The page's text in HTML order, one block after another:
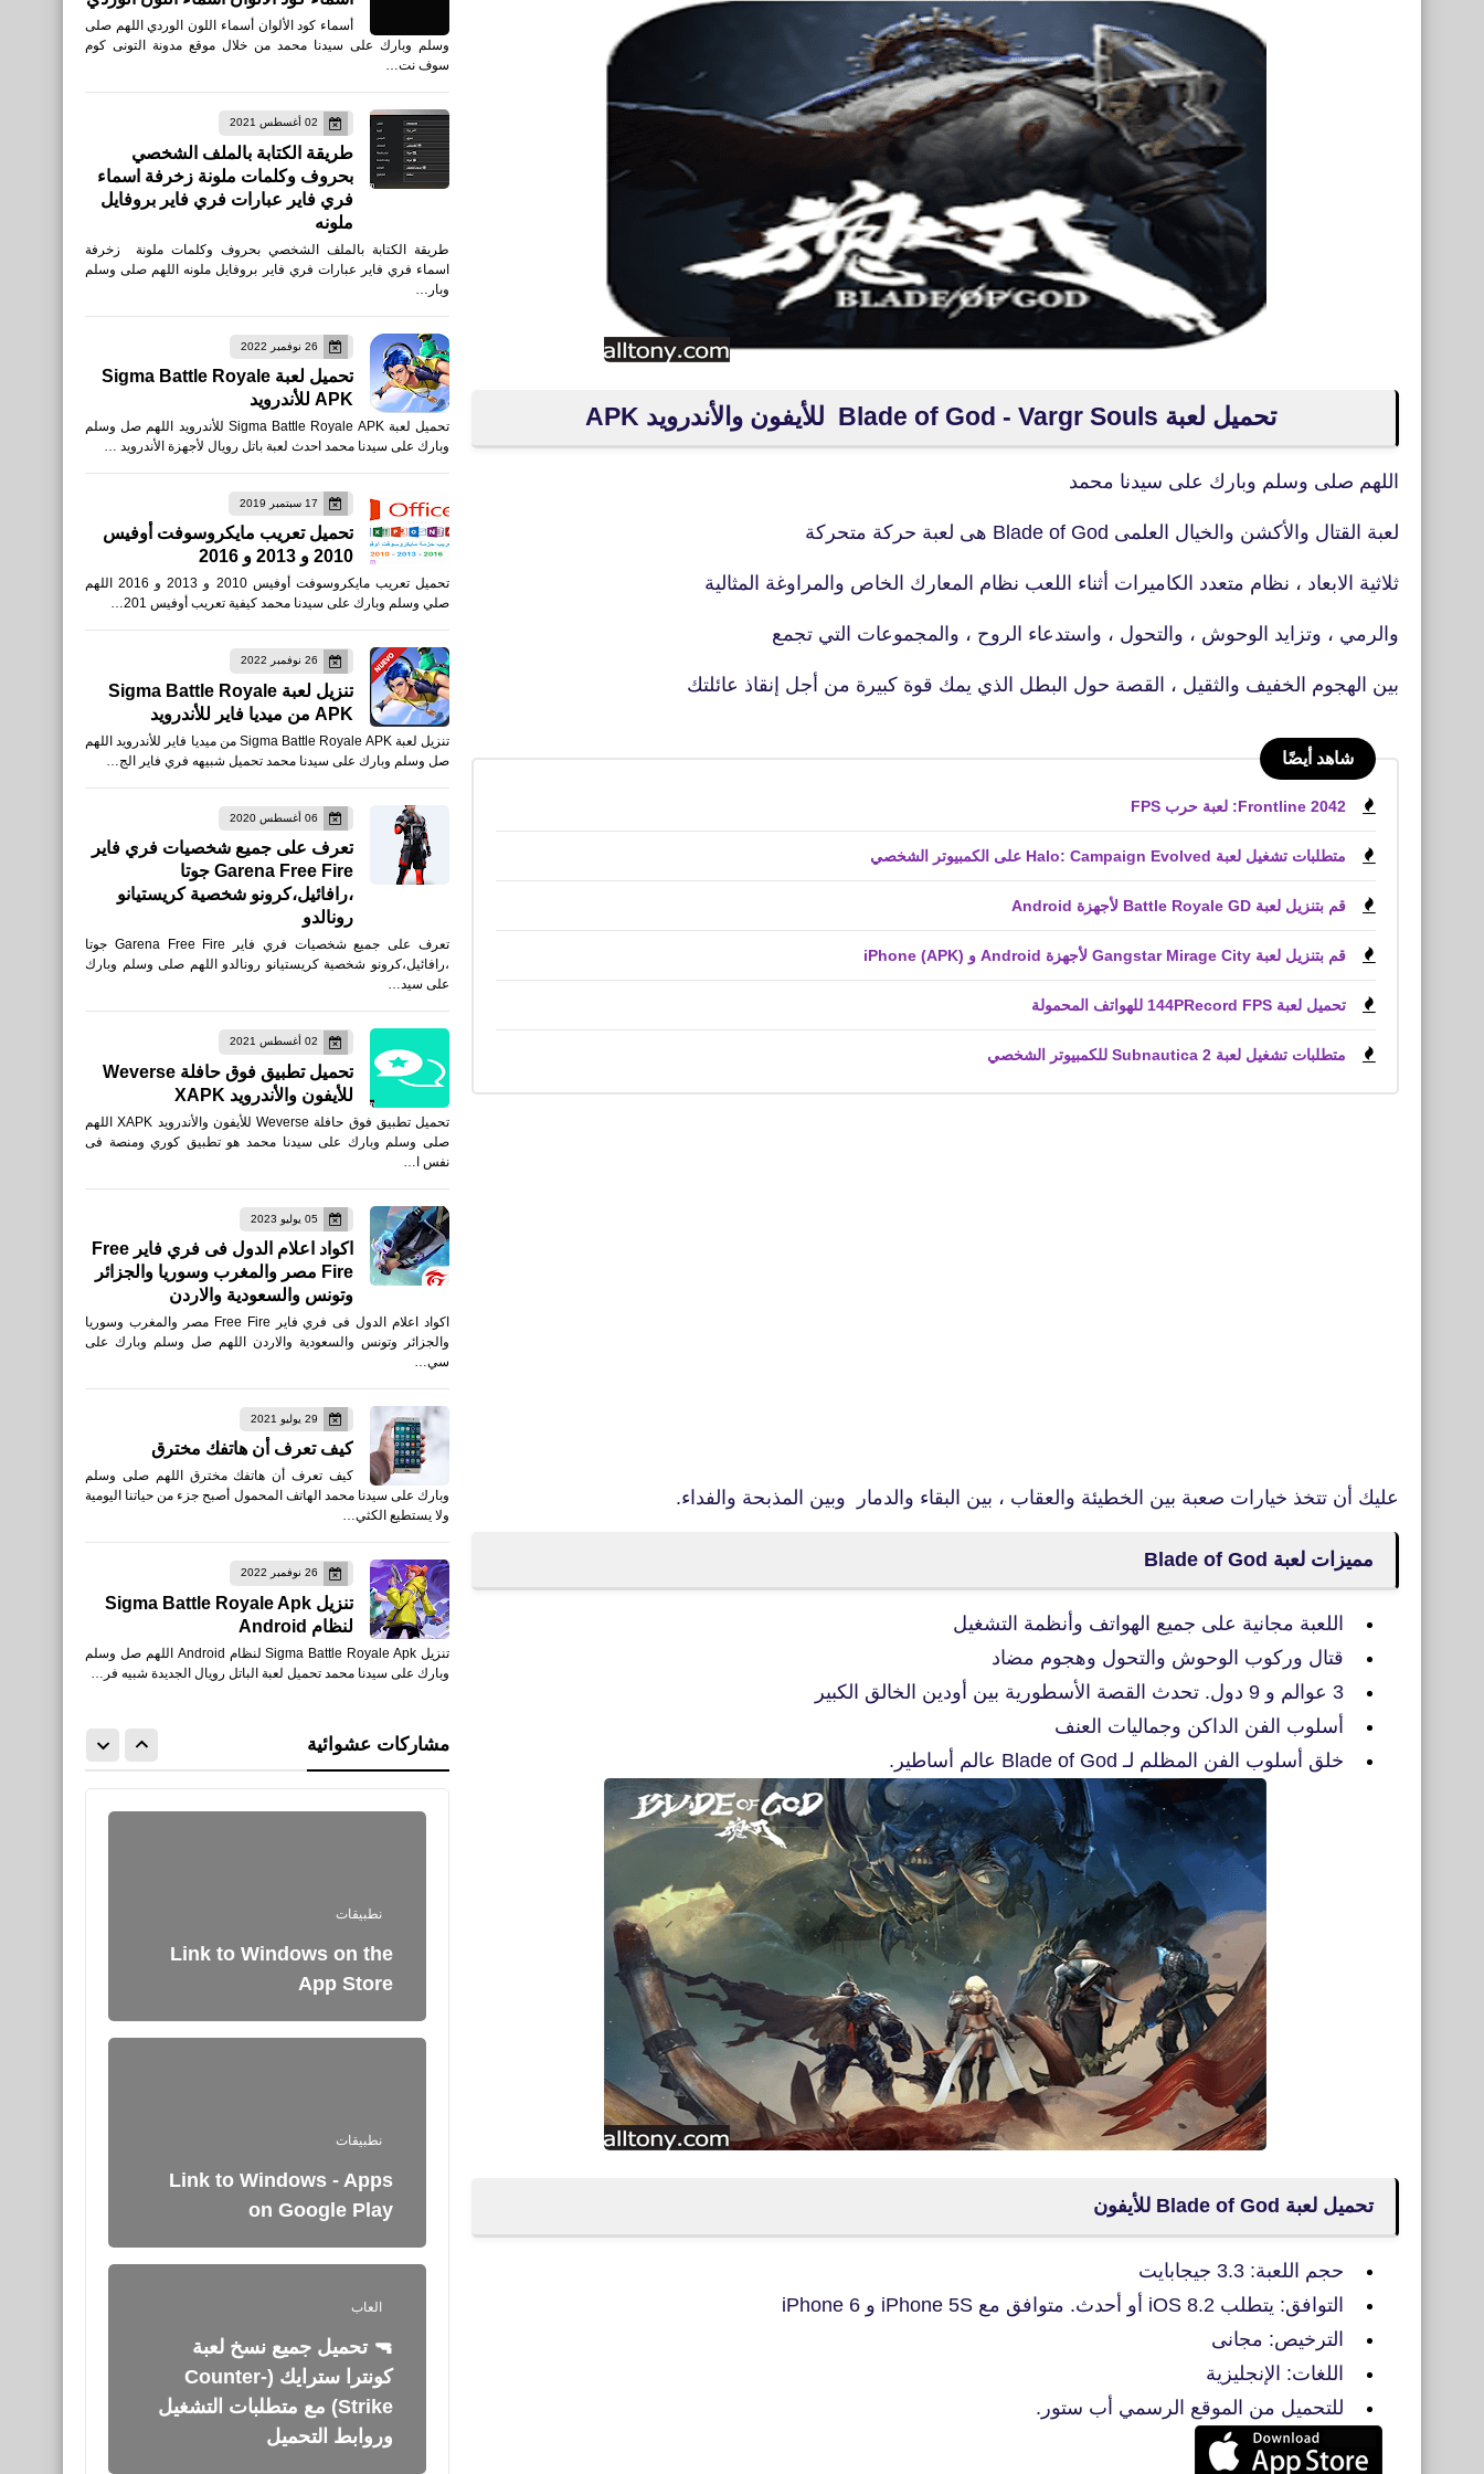
تحميل لعبة Blade of God - Vargr Souls ‏ للأيفون والأندرويد APK
اللهم صلى وسلم وبارك على سيدنا محمد
لعبة القتال والأكشن والخيال العلمى Blade of God هى لعبة حركة متحركة
ثلاثية الابعاد ، نظام متعدد الكاميرات أثناء اللعب نظام المعارك الخاص والمراوغة المثالية
والرمي ، وتزايد الوحوش ، والتحول ، واستدعاء الروح ، والمجموعات التي تجمع
بين الهجوم الخفيف والثقيل ، القصة حول البطل الذي يمك قوة كبيرة من أجل إنقاذ عائلتك
شاهد أيضًا
Frontline 2042: لعبة حرب FPS
متطلبات تشغيل لعبة Halo: Campaign Evolved على الكمبيوتر الشخصي
قم بتنزيل لعبة Battle Royale GD لأجهزة Android
قم بتنزيل لعبة Gangstar Mirage City لأجهزة Android و iPhone (APK)
تحميل لعبة 144PRecord FPS للهواتف المحمولة
متطلبات تشغيل لعبة Subnautica 2 للكمبيوتر الشخصي
عليك أن تتخذ خيارات صعبة بين الخطيئة والعقاب ، بين البقاء والدمار وبين المذبحة والفداء.
مميزات لعبة Blade of God
اللعبة مجانية على جميع الهواتف وأنظمة التشغيل
قتال وركوب الوحوش والتحول وهجوم مضاد
3 عوالم و 9 دول. تحدث القصة الأسطورية بين أودين الخالق الكبير
أسلوب الفن الداكن وجماليات العنف
خلق أسلوب الفن المظلم لـ Blade of God عالم أساطير.
تحميل لعبة Blade of God للأيفون
حجم اللعبة: 3.3 جيجابايت
التوافق: يتطلب iOS 8.2 أو أحدث. متوافق مع iPhone 5S و iPhone 6
الترخيص: مجانى
اللغات: الإنجليزية
للتحميل من الموقع الرسمي أب ستور.
أسماء كود الألوان أسماء اللون الوردي اللهم صلى
وسلم وبارك على سيدنا محمد من خلال موقع مدونة التونى كوم
سوف نت…
02 أغسطس 2021
طريقة الكتابة بالملف الشخصي
بحروف وكلمات ملونة زخرفة اسماء
فري فاير عبارات فري فاير بروفايل
ملونه
طريقة الكتابة بالملف الشخصي بحروف وكلمات ملونة زخرفة
اسماء فري فاير عبارات فري فاير بروفايل ملونه اللهم صلى وسلم
وبار…
26 نوفمبر 2022
تحميل لعبة Sigma Battle Royale
APK للأندرويد
تحميل لعبة Sigma Battle Royale APK للأندرويد اللهم صل وسلم
وبارك على سيدنا محمد احدث لعبة باتل رويال لأجهزة الأندرويد …
17 سبتمبر 2019
تحميل تعريب مايكروسوفت أوفيس
2010 و 2013 و 2016
تحميل تعريب مايكروسوفت أوفيس 2010 و 2013 و 2016 اللهم
صلي وسلم وبارك على سيدنا محمد كيفية تعريب أوفيس 201…
26 نوفمبر 2022
تنزيل لعبة Sigma Battle Royale
APK من ميديا فاير للأندرويد
تنزيل لعبة Sigma Battle Royale APK من ميديا فاير للأندرويد اللهم
صل وسلم وبارك على سيدنا محمد تحميل شبيهه فري فاير الج…
06 أغسطس 2020
تعرف على جميع شخصيات فري فاير
Garena Free Fire جوتا
،رافائيل،كرونو شخصية كريستيانو
رونالدو
تعرف على جميع شخصيات فري فاير Garena Free Fire جوتا
،رافائيل،كرونو شخصية كريستيانو رونالدو اللهم صلى وسلم وبارك
على سيد…
02 أغسطس 2021
تحميل تطبيق فوق حافلة Weverse
للأيفون والأندرويد XAPK
تحميل تطبيق فوق حافلة Weverse للأيفون والأندرويد XAPK اللهم
صلى وسلم وبارك على سيدنا محمد هو تطبيق كوري ومنصة فى
نفس ا…
05 يوليو 2023
اكواد اعلام الدول فى فري فاير Free
Fire مصر والمغرب وسوريا والجزائر
وتونس والسعودية والاردن
اكواد اعلام الدول فى فري فاير Free Fire مصر والمغرب وسوريا
والجزائر وتونس والسعودية والاردن اللهم صل وسلم وبارك على
سي…
29 يوليو 2021
كيف تعرف أن هاتفك مخترق
كيف تعرف أن هاتفك مخترق اللهم صلى وسلم
وبارك على سيدنا محمد الهاتف المحمول أصبح جزء من حياتنا اليومية
ولا يستطيع الكثي…
26 نوفمبر 2022
تنزيل Sigma Battle Royale Apk
لنظام Android
تنزيل Sigma Battle Royale Apk لنظام Android اللهم صل وسلم
وبارك على سيدنا محمد تحميل لعبة الباتل رويال الجديدة شبيه فر…
مشاركات عشوائية
رياضة
جدول مباريات بيراميدز في
الدوري المصري 2025-2026
Link to Windows on the
App Store
fovtech
نطبيقات
Link to Windows - Apps
on Google Play
🔫 تحميل جميع نسخ لعبة
كونترا سترايك (Counter-
Strike) مع متطلبات التشغيل
وروابط التحميل
اخبار
وفاة اللواء عصام الدين عبدالله
مدير أمن الوادى الجديد فى
حادث
الدوري المصري 2025-2026
fovtech
نطبيقات
Link to Windows on the
App Store
fovtech
28 يوليو 2025
نطبيقات
Link to Windows - Apps
on Google Play
العاب
🔫 تحميل جميع نسخ لعبة
كونترا سترايك (Counter-
Strike) مع متطلبات التشغيل
وروابط التحميل